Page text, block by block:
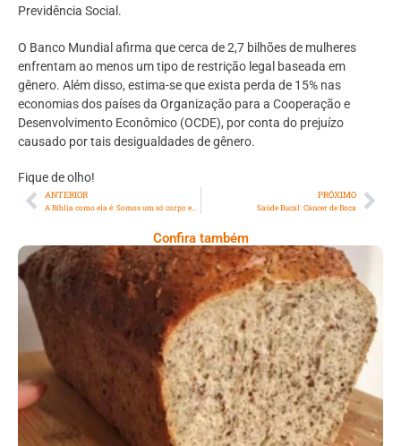
Previdência Social.
O Banco Mundial afirma que cerca de 2,7 bilhões de mulheres
enfrentam ao menos um tipo de restrição legal baseada em
gênero. Além disso, estima-se que exista perda de 15% nas
economias dos países da Organização para a Cooperação e
Desenvolvimento Econômico (OCDE), por conta do prejuízo
causado por tais desigualdades de gênero.
Fique de olho!
ANTERIOR PRÓXIMO
Saúde Bucal: Câncer de Boca
Confira também
Comer Bem: Pão Low Carb